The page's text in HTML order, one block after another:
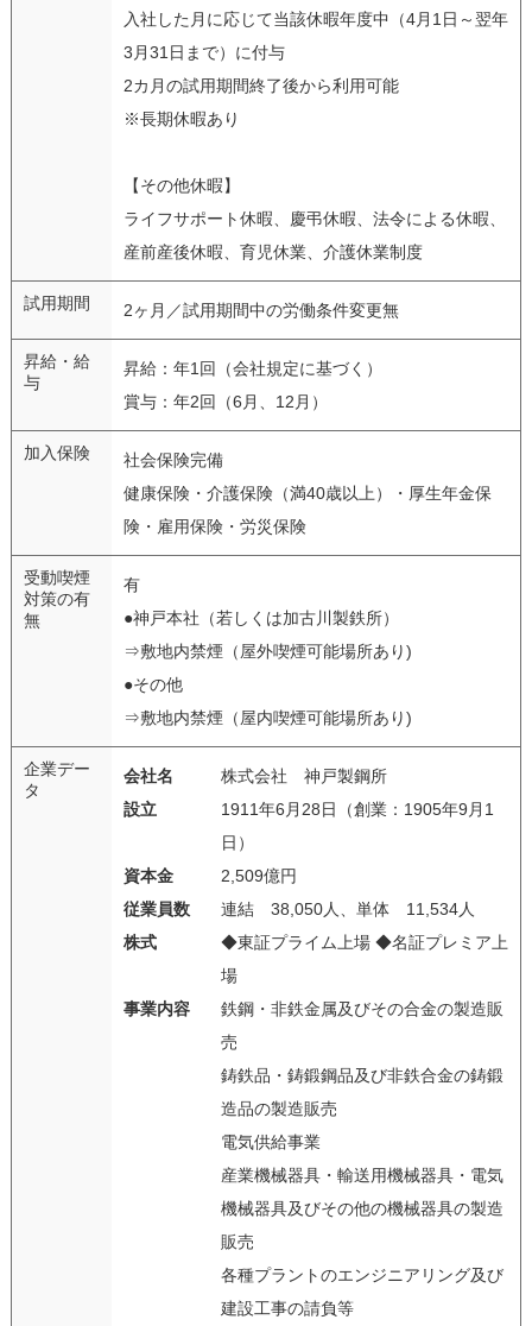
入社した月に応じて当該休暇年度中（4月1日～翌年
3月31日まで）に付与
2カ月の試用期間終了後から利用可能
※長期休暇あり
【その他休暇】
ライフサポート休暇、慶弔休暇、法令による休暇、
産前産後休暇、育児休業、介護休業制度
試用期間 2ヶ月／試用期間中の労働条件変更無
昇給・給
与
昇給：年1回（会社規定に基づく）
賞与：年2回（6月、12月）
加入保険
社会保険完備
健康保険・介護保険（満40歳以上）・厚生年金保
険・雇用保険・労災保険
受動喫煙
対策の有
無
有
●神戸本社（若しくは加古川製鉄所）
⇒敷地内禁煙（屋外喫煙可能場所あり)
●その他
⇒敷地内禁煙（屋内喫煙可能場所あり)
企業デー
タ
会社名
株式会社 神戸製鋼所
設立
1911年6月28日（創業：1905年9月1
日）
資本金
2,509億円
従業員数
連結 38,050人、単体 11,534人
株式
◆東証プライム上場 ◆名証プレミア上
場
事業内容
鉄鋼・非鉄金属及びその合金の製造販
売
鋳鉄品・鋳鍛鋼品及び非鉄合金の鋳鍛
造品の製造販売
電気供給事業
産業機械器具・輸送用機械器具・電気
機械器具及びその他の機械器具の製造
販売
各種プラントのエンジニアリング及び
建設工事の請負等